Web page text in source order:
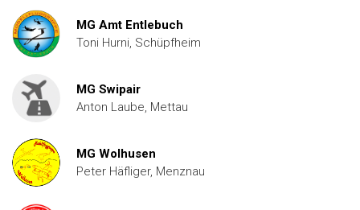
MG Amt Entlebuch
Toni Hurni, Schüpfheim
MG Swipair
Anton Laube, Mettau
MG Wolhusen
Peter Häfliger, Menznau